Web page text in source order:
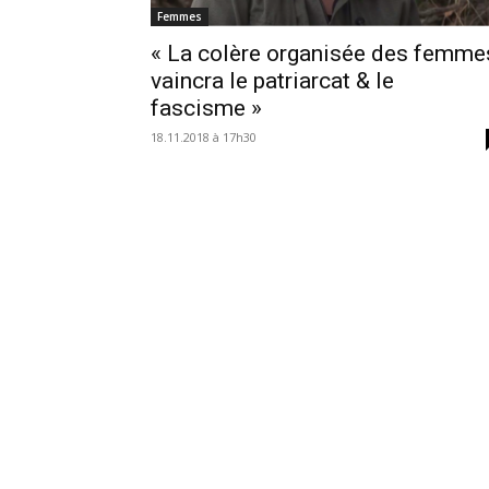
Femmes
« La colère organisée des
vaincra le patriarcat & le
fascisme »
18.11.2018 à 17h30